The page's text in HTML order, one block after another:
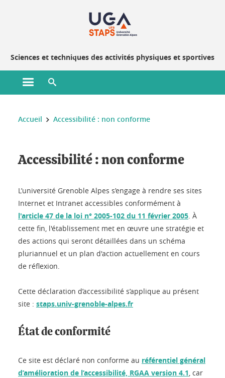
Sciences et techniques des activités physiques et sportives
Ouvrir le menu principal
Vous êtes ici :
Accueil Accessibilité : non conforme
Accessibilité : non conforme
L’université Grenoble Alpes s’engage à rendre ses sites
Internet et Intranet accessibles conformément à
l'article 47 de la loi n° 2005-102 du 11 février 2005. À
cette fin, l'établissement met en œuvre une stratégie et
des actions qui seront détaillées dans un schéma
pluriannuel et un plan d'action actuellement en cours
de réflexion.
Cette déclaration d’accessibilité s’applique au présent
site : staps.univ-grenoble-alpes.fr
État de conformité
Ce site est déclaré non conforme au référentiel général
d’amélioration de l’accessibilité, RGAA version 4.1, car